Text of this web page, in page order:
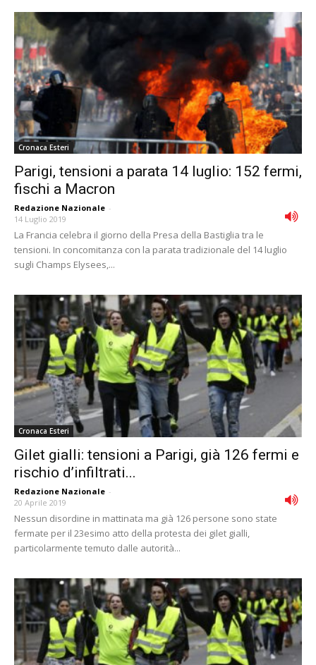
Cronaca Esteri
Parigi, tensioni a parata 14 luglio: 152 fermi,
fischi a Macron
Redazione Nazionale -
14 Luglio 2019
La Francia celebra il giorno della Presa della Bastiglia tra le
tensioni. In concomitanza con la parata tradizionale del 14 luglio
sugli Champs Elysees,...
Cronaca Esteri
Gilet gialli: tensioni a Parigi, già 126 fermi e
rischio d’infiltrati...
Redazione Nazionale -
20 Aprile 2019
Nessun disordine in mattinata ma già 126 persone sono state
fermate per il 23esimo atto della protesta dei gilet gialli,
particolarmente temuto dalle autorità...